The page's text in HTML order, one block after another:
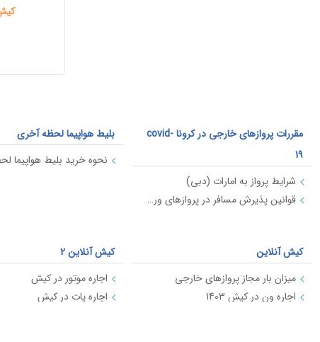
مقررات پروازهای خارجی در کرونا covid-
19
شرایط پرواز به امارات (دبی)
قوانین پذیرش مسافر در پروازهای ورودی به ایران (کرونا)
بلیط هواپیما لحظه آخری
نحوه خرید بلیط هواپیما
کیش آنلاین
میزان بار مجاز پروازهای خارجی
اجاره ون در کیش 1403
کیش آنلاین 2
اجاره موتور در کیش
اجاره یات در کیش